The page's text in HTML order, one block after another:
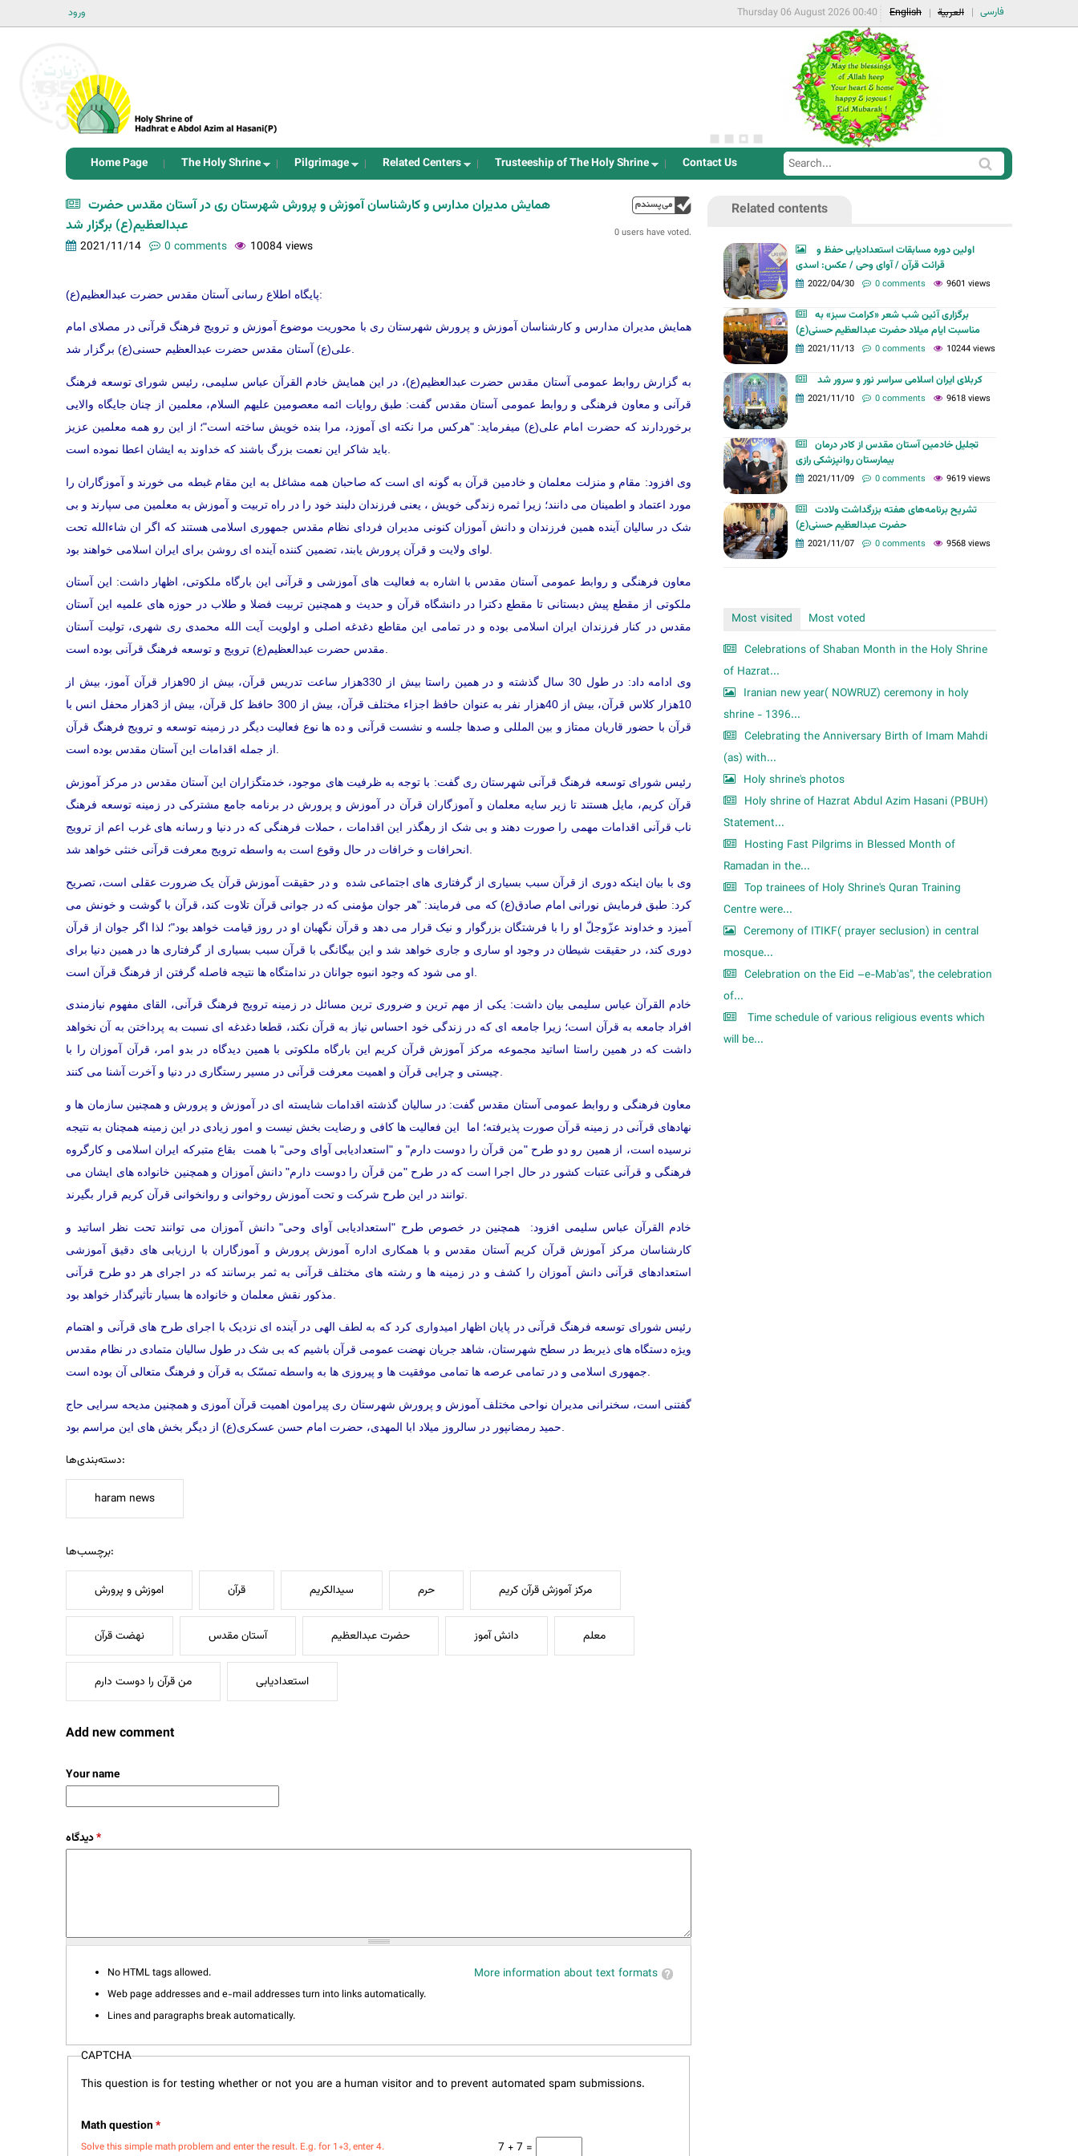
ورود فارسی العربية English
Thursday 06 August 2026 00:40
Home Page The Holy Shrine Pilgrimage Related Centers Trusteeship of The Holy Shrine Contact Us
S
e
S
e
a
0 users have voted.
همایش مدیران مدارس و کارشناسان آموزش و پرورش شهرستان ری در آستان مقدس حضرت
2021/11/14 0 comments 10084 views
پایگاه اطلاع رسانی آستان مقدس حضرت عبدالعظیم(ع):
همایش مدیران مدارس و کارشناسان آموزش و پرورش شهرستان ری با محوریت موضوع آموزش و ترویج فرهنگ قرآنی در مصلای امام
علی(ع) آستان مقدس حضرت عبدالعظیم حسنی(ع) برگزار شد.
به گزارش روابط عمومی آستان مقدس حضرت عبدالعظیم(ع)، در این همایش خادم القرآن عباس سلیمی، رئیس شورای توسعه فرهنگ
قرآنی و معاون فرهنگی و روابط عمومی آستان مقدس گفت: طبق روایات ائمه معصومین علیهم السلام، معلمین از چنان جایگاه والایی
برخوردارند که حضرت امام علی(ع) میفرماید: "هرکس مرا نکته ای آموزد، مرا بنده خویش ساخته است"؛ از این رو همه معلمین عزیز
وی افزود: مقام و منزلت معلمان و خادمین قرآن به گونه ای است که صاحبان همه مشاغل به این مقام غبطه می خورند و آموزگاران را
مورد اعتماد و اطمینان می دانند؛ زیرا ثمره زندگی خویش ، یعنی فرزندان دلبند خود را در راه تربیت و آموزش به معلمین می سپارند و بی
شک در سالیان آینده همین فرزندان و دانش آموزان کنونی مدیران فردای نظام مقدس جمهوری اسلامی هستند که اگر ان شاءالله تحت
معاون فرهنگی و روابط عمومی آستان مقدس با اشاره به فعالیت های آموزشی و قرآنی این بارگاه ملکوتی، اظهار داشت: این آستان
ملکوتی از مقطع پیش دبستانی تا مقطع دکترا در دانشگاه قرآن و حدیث و همچنین تربیت فضلا و طلاب در حوزه های علمیه این آستان
مقدس در کنار فرزندان ایران اسلامی بوده و در تمامی این مقاطع دغدغه اصلی و اولویت آیت الله محمدی ری شهری، تولیت آستان
مقدس حضرت عبدالعظیم(ع) ترویج و توسعه فرهنگ قرآنی بوده است.
وی ادامه داد: در طول 30 سال گذشته و در همین راستا بیش از 330هزار ساعت تدریس قرآن، بیش از 90هزار قرآن آموز، بیش از
10هزار کلاس قرآن، بیش از 40هزار نفر به عنوان حافظ اجزاء مختلف قرآن، بیش از 300 حافظ کل قرآن، بیش از 3هزار محفل انس با
قرآن با حضور قاریان ممتاز و بین المللی و صدها جلسه و نشست قرآنی و ده ها نوع فعالیت دیگر در زمینه توسعه و ترویج فرهنگ قرآن
رئیس شورای توسعه فرهنگ قرآنی شهرستان ری گفت: با توجه به ظرفیت های موجود، خدمتگزاران این آستان مقدس در مرکز آموزش
قرآن کریم، مایل هستند تا زیر سایه معلمان و آموزگاران قرآن در آموزش و پرورش در برنامه جامع مشترکی در زمینه توسعه فرهنگ
ناب قرآنی اقدامات مهمی را صورت دهند و بی شک از رهگذر این اقدامات ، حملات فرهنگی که در دنیا و رسانه های غرب اعم از ترویج
وی با بیان اینکه دوری از قرآن سبب بسیاری از گرفتاری های اجتماعی شده و در حقیقت آموزش قرآن یک ضرورت عقلی است، تصریح
کرد: طبق فرمایش نورانی امام صادق(ع) که می فرمایند: "هر جوان مؤمنی که در جوانی قرآن تلاوت کند، قرآن با گوشت و خونش می
آمیزد و خداوند عزّوجلّ او را با فرشتگان بزرگوار و نیک قرار می دهد و قرآن نگهبان او در روز قیامت خواهد بود"؛ لذا اگر جوان از قرآن
دوری کند، در حقیقت شیطان در وجود او ساری و جاری خواهد شد و این بیگانگی با قرآن سبب بسیاری از گرفتاری ها در همین دنیا برای
خادم القرآن عباس سلیمی بیان داشت: یکی از مهم ترین و ضروری ترین مسائل در زمینه ترویج فرهنگ قرآنی، القای مفهوم نیازمندی
افراد جامعه به قرآن است؛ زیرا جامعه ای که در زندگی خود احساس نیاز به قرآن نکند، قطعا دغدغه ای نسبت به پرداختن به آن نخواهد
داشت که در همین راستا اساتید مجموعه مرکز آموزش قرآن کریم این بارگاه ملکوتی با همین دیدگاه در بدو امر، قرآن آموزان را با
معاون فرهنگی و روابط عمومی آستان مقدس گفت: در سالیان گذشته اقدامات شایسته ای در آموزش و پرورش و همچنین سازمان ها و
نهادهای قرآنی در زمینه قرآن صورت پذیرفته؛ اما این فعالیت ها کافی و رضایت بخش نیست و امور زیادی در این زمینه همچنان به نتیجه
نرسیده است، از همین رو دو طرح "من قرآن را دوست دارم" و "استعدادیابی آوای وحی" با همت بقاع متبرکه ایران اسلامی و کارگروه
فرهنگی و قرآنی عتبات کشور در حال اجرا است که در طرح "من قرآن را دوست دارم" دانش آموزان و همچنین خانواده های ایشان می
خادم القرآن عباس سلیمی افزود: همچنین در خصوص طرح "استعدادیابی آوای وحی" دانش آموزان می توانند تحت نظر اساتید و
کارشناسان مرکز آموزش قرآن کریم آستان مقدس و با همکاری اداره آموزش پرورش و آموزگاران با ارزیابی های دقیق آموزشی
استعدادهای قرآنی دانش آموزان را کشف و در زمینه ها و رشته های مختلف قرآنی به ثمر برسانند که در اجرای هر دو طرح قرآنی
رئیس شورای توسعه فرهنگ قرآنی در پایان اظهار امیدواری کرد که به لطف الهی در آینده ای نزدیک با اجرای طرح های قرآنی و اهتمام
ویژه دستگاه های ذیربط در سطح شهرستان، شاهد جریان نهضت عمومی قرآن باشیم که بی شک در طول سالیان متمادی در نظام مقدس
جمهوری اسلامی و در تمامی عرصه ها تمامی موفقیت ها و پیروزی ها به واسطه تمسّک به قرآن و فرهنگ متعالی آن بوده است.
گفتنی است، سخنرانی مدیران نواحی مختلف آموزش و پرورش شهرستان ری پیرامون اهمیت قرآن آموزی و همچنین مدیحه سرایی حاج
دسته‌بندی‌ها:
haram news
برچسب‌ها:
اموزش و پرورش قرآن سیدالکریم حرم مرکز آموزش قرآن کریم
نهضت قرآن آستان مقدس حضرت عبدالعظیم دانش آموز معلم
من قرآن را دوست دارم استعدادیابی
Add new comment
Your name
*
More information about text formats
No HTML tags allowed.
Web page addresses and e-mail addresses turn into links automatically.
Lines and paragraphs break automatically.
CAPTCHA
This question is for testing whether or not you are a human visitor and to prevent automated spam submissions.
Math question*
7 + 7 =
Solve this simple math problem and enter the result. E.g. for 1+3, enter 4.
Related contents
قرائت قرآن / آوای وحی / عکس: اسدی
2022/04/30 0 comments 9601 views
برگزاری آئین شب شعر «کرامت سبز» به
مناسبت ایام میلاد حضرت عبدالعظیم حسنی(ع)
2021/11/13 0 comments 10244 views
کربلای ایران اسلامی سراسر نور و سرور شد
2021/11/10 0 comments 9618 views
تجلیل خادمین آستان مقدس از کادر درمان
2021/11/09 0 comments 9619 views
تشریح برنامه‌های هفته بزرگداشت ولادت
حضرت عبدالعظیم حسنی(ع)
2021/11/07 0 comments 9568 views
Most visited
Most voted
Celebrations of Shaban Month in the Holy Shrine
of Hazrat...
Iranian new year( NOWRUZ) ceremony in holy
shrine - 1396...
Celebrating the Anniversary Birth of Imam Mahdi
(as) with...
Holy shrine's photos
Holy shrine of Hazrat Abdul Azim Hasani (PBUH)
Statement...
Hosting Fast Pilgrims in Blessed Month of
Ramadan in the...
Top trainees of Holy Shrine's Quran Training
Centre were...
Ceremony of ITIKF( prayer seclusion) in central
mosque...
Celebration on the Eid –e-Mab'as", the celebration
of...
Time schedule of various religious events which
will be...